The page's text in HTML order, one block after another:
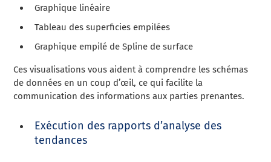
Graphique linéaire
Tableau des superficies empilées
Graphique empilé de Spline de surface
Ces visualisations vous aident à comprendre les schémas
de données en un coup d’œil, ce qui facilite la
communication des informations aux parties prenantes.
Exécution des rapports d’analyse des
tendances